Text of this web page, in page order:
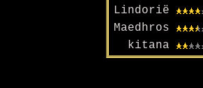
Lindorië
Maedhros
kitana